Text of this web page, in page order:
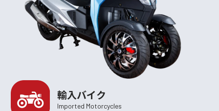
輸入バイク
Imported Motorcycles